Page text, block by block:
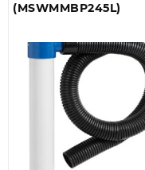
(MSWMMBP245L)